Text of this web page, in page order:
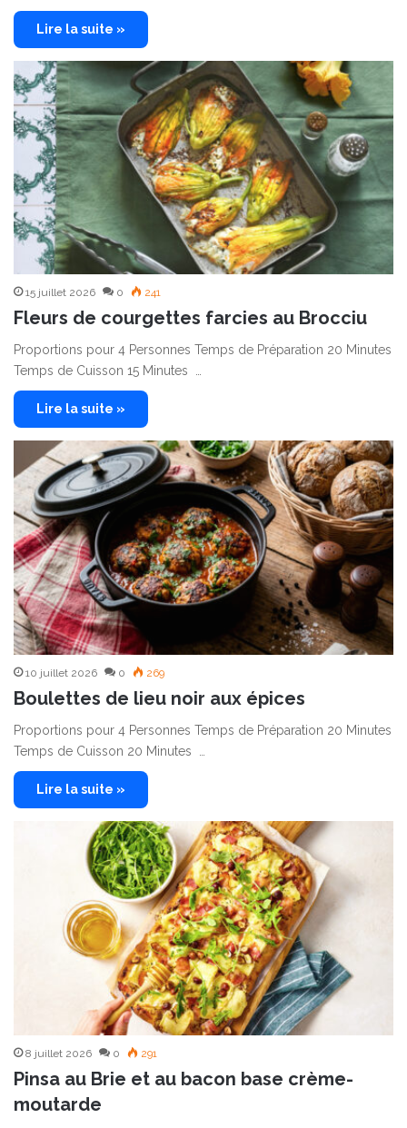
Lire la suite »
15 juillet 2026 0 241
Fleurs de courgettes farcies au Brocciu
Proportions pour 4 Personnes Temps de Préparation 20 Minutes
Temps de Cuisson 15 Minutes …
Lire la suite »
10 juillet 2026 0 269
Boulettes de lieu noir aux épices
Proportions pour 4 Personnes Temps de Préparation 20 Minutes
Temps de Cuisson 20 Minutes …
Lire la suite »
8 juillet 2026 0 291
Pinsa au Brie et au bacon base crème-
moutarde